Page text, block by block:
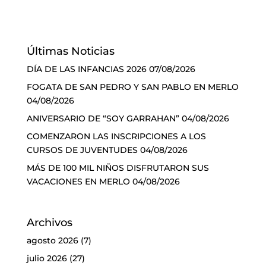
Últimas Noticias
DÍA DE LAS INFANCIAS 2026 07/08/2026
FOGATA DE SAN PEDRO Y SAN PABLO EN MERLO
04/08/2026
ANIVERSARIO DE “SOY GARRAHAN” 04/08/2026
COMENZARON LAS INSCRIPCIONES A LOS
CURSOS DE JUVENTUDES 04/08/2026
MÁS DE 100 MIL NIÑOS DISFRUTARON SUS
VACACIONES EN MERLO 04/08/2026
Archivos
agosto 2026(7)
julio 2026(27)